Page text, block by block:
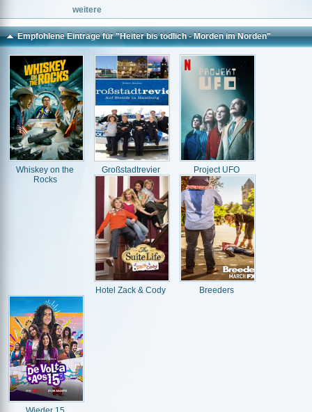
weitere
Empfohlene Einträge für "Heiter bis tödlich - Morden im Norden"
Whiskey on the
Rocks
Großstadtrevier Project UFO
Hotel Zack & Cody Breeders